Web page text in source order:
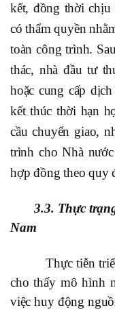
kết, đồng thời chịu
có thẩm quyền
toàn công trình.
thác, nhà đầu tư
hoặc cung cấp
kết thúc thời hạn
cầu chuyển giao,
trình cho Nhà
hợp đồng theo quy
3.3. Thực trạng
Nam
Thực tiễn triển
cho thấy mô hình
việc huy động